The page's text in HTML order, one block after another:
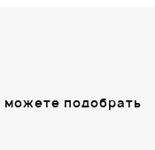
можете подобрать